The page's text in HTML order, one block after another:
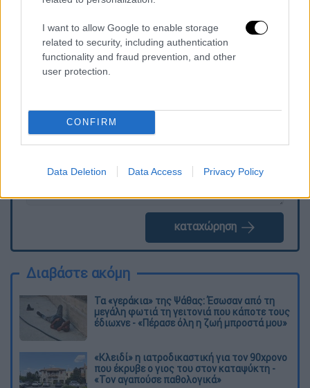
I want to allow Google to enable storage
related to security, including authentication
functionality and fraud prevention, and other
user protection.
CONFIRM
Data Deletion Data Access Privacy Policy
καιαντιμετώπισης
Τα σχολιά σας δημοσιεύονται άμεσα με δική σας ευθύνη. Το
ΕΘΝΟΣ θα παρεμβαίνει και τα προσβλητικά σχόλια θα
καταχώρηση
Διαβάστε ακόμη
Τα «γεράκια» της Ψάθας: Έσωσαν από τη
μεγάλη φωτιά τη γειτονιά που κάποτε τους
έδιωχνε - «Πέρασε όλη η ζωή μπροστά μου»
«Κλειδί» η ιατροδικαστική για τον 90χρονο
που έκρυβε ο γιος του στον καταψύκτη -
«Τον αγαπούσε παθολογικά»